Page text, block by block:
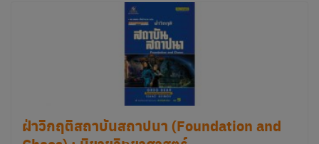
ฝ่าวิกฤติสถาบันสถาปนา (Foundation and